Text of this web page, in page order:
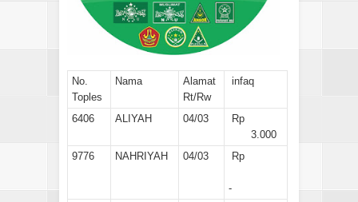
No.
Toples
Nama
Alamat
Rt/Rw
infaq
6406 ALIYAH 04/03
Rp
3.000
9776
NAHRIYAH 04/03 Rp
-